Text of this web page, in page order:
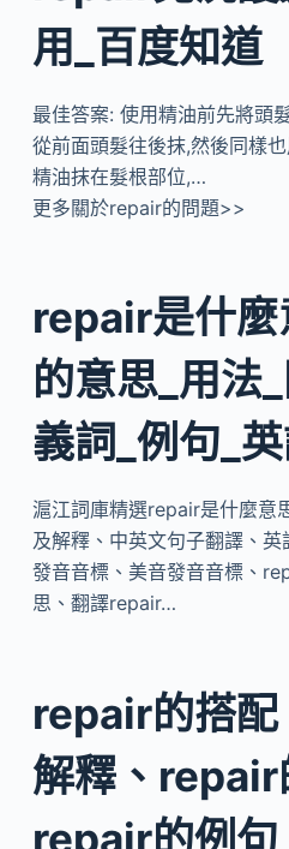
用_百度知道
最佳答案: 使用精油前先將頭
從前面頭髮往後抹,然後同樣
精油抹在髮根部位,…
更多關於repair的問題>>
repair是什
的意思_用法
義詞_例句_
滬江詞庫精選repair是什麼意
及解釋、中英文句子翻譯、
發音音標、美音發音音標、
思、翻譯repair…
repair的搭
解釋、repair
repair的例